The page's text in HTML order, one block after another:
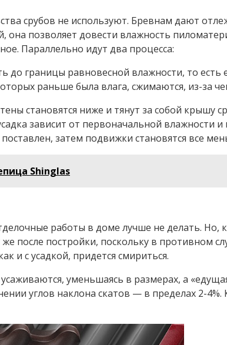
срубов не используют. Бревнам дают
она позволяет довести влажность
Параллельно идут два процесса:
до границы равновесной влажности, то
раньше была влага, сжимаются, из-за
становятся ниже и тянут за собой
зависит от первоначальной влажности
поставлен, затем подвижки становятся все
Shinglas
работы в доме лучше не делать.
после постройки, поскольку в противном
и с усадкой, придется смириться.
уменьшаясь в размерах, а
углов наклона скатов — в пределах 2-4%.